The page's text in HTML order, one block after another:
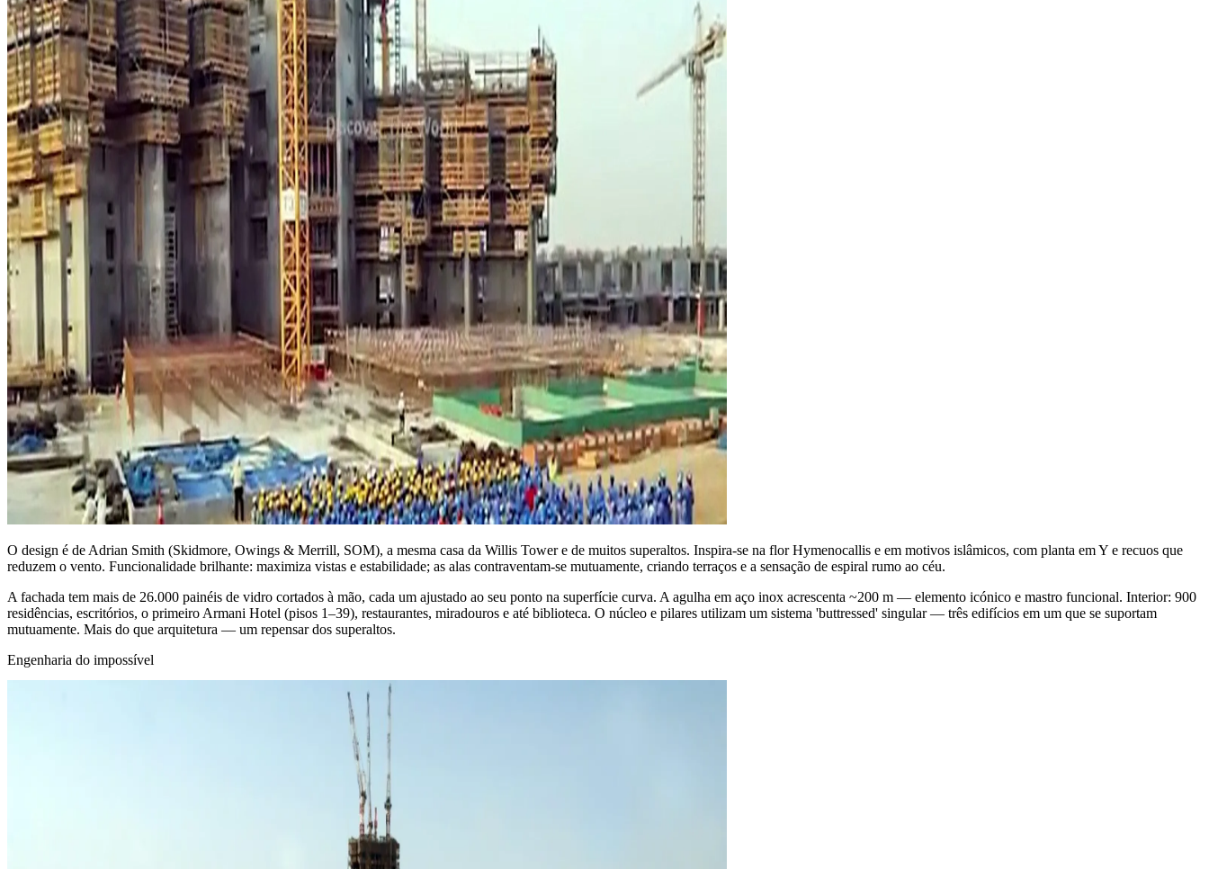
O design é de Adrian Smith (Skidmore, Owings & Merrill, SOM), a mesma casa da Willis Tower e de muitos superaltos. Inspira-se na flor Hymenocallis e em motivos islâmicos, com planta em Y e recuos que
reduzem o vento. Funcionalidade brilhante: maximiza vistas e estabilidade; as alas contraventam-se mutuamente, criando terraços e a sensação de espiral rumo ao céu.
A fachada tem mais de 26.000 painéis de vidro cortados à mão, cada um ajustado ao seu ponto na superfície curva. A agulha em aço inox acrescenta ~200 m — elemento icónico e mastro funcional. Interior: 900
residências, escritórios, o primeiro Armani Hotel (pisos 1–39), restaurantes, miradouros e até biblioteca. O núcleo e pilares utilizam um sistema 'buttressed' singular — três edifícios em um que se suportam
mutuamente. Mais do que arquitetura — um repensar dos superaltos.
Engenharia do impossível